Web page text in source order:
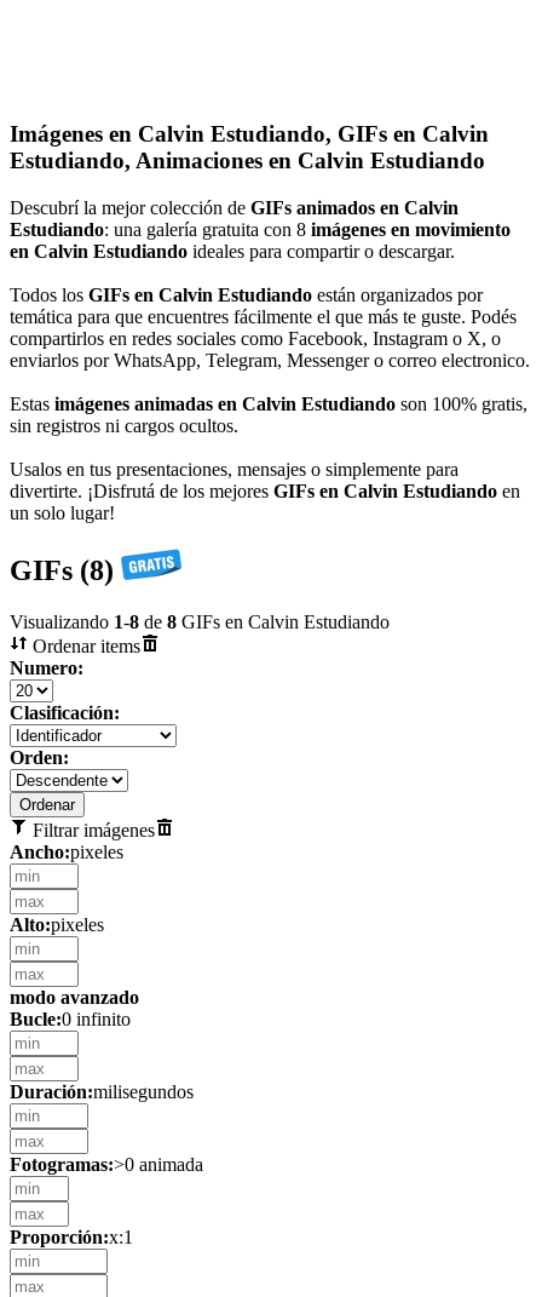
Imágenes en Calvin Estudiando, GIFs en Calvin
Estudiando, Animaciones en Calvin Estudiando
Descubrí la mejor colección de GIFs animados en Calvin
Estudiando: una galería gratuita con 8 imágenes en movimiento
en Calvin Estudiando ideales para compartir o descargar.
Todos los GIFs en Calvin Estudiando están organizados por
temática para que encuentres fácilmente el que más te guste. Podés
compartirlos en redes sociales como Facebook, Instagram o X, o
enviarlos por WhatsApp, Telegram, Messenger o correo electronico.
Estas imágenes animadas en Calvin Estudiando son 100% gratis,
sin registros ni cargos ocultos.
Usalos en tus presentaciones, mensajes o simplemente para
divertirte. ¡Disfrutá de los mejores GIFs en Calvin Estudiando en
un solo lugar!
GIFs (8)
Visualizando 1-8 de 8 GIFs en Calvin Estudiando
Ordenar items
Numero:
Clasificación:
Orden:
Filtrar imágenes
Ancho:pixeles
Alto:pixeles
modo avanzado
Bucle:0 infinito
Duración:milisegundos
Fotogramas:>0 animada
Proporción:x:1